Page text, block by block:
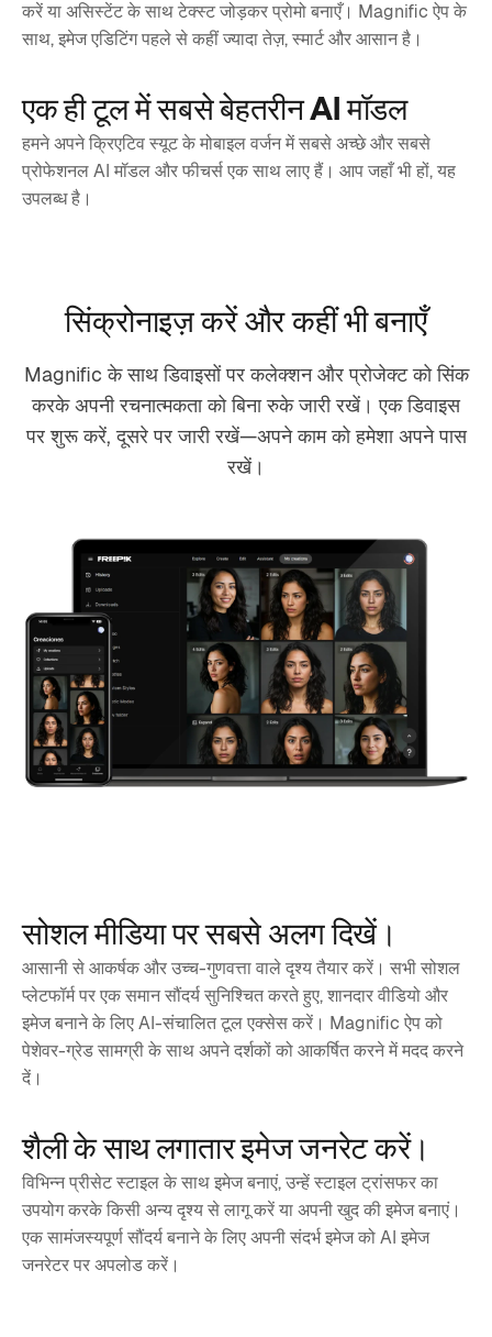
करें या असिस्टेंट के साथ टेक्स्ट जोड़कर प्रोमो बनाएँ। Magnific ऐप के
साथ, इमेज एडिटिंग पहले से कहीं ज्यादा तेज़, स्मार्ट और आसान है।
एक ही टूल में सबसे बेहतरीन AI मॉडल
हमने अपने क्रिएटिव स्यूट के मोबाइल वर्जन में सबसे अच्छे और सबसे
प्रोफेशनल AI मॉडल और फीचर्स एक साथ लाए हैं। आप जहाँ भी हों, यह
उपलब्ध है।
सिंक्रोनाइज़ करें और कहीं भी बनाएँ
Magnific के साथ डिवाइसों पर कलेक्‍शन और प्रोजेक्‍ट को सिंक
करके अपनी रचनात्मकता को बिना रुके जारी रखें। एक डिवाइस
पर शुरू करें, दूसरे पर जारी रखें—अपने काम को हमेशा अपने पास
रखें।
सोशल मीडिया पर सबसे अलग दिखें।
आसानी से आकर्षक और उच्च-गुणवत्ता वाले दृश्य तैयार करें। सभी सोशल
प्लेटफॉर्म पर एक समान सौंदर्य सुनिश्चित करते हुए, शानदार वीडियो और
इमेज बनाने के लिए AI-संचालित टूल एक्सेस करें। Magnific ऐप को
पेशेवर-ग्रेड सामग्री के साथ अपने दर्शकों को आकर्षित करने में मदद करने
दें।
शैली के साथ लगातार इमेज जनरेट करें।
विभिन्न प्रीसेट स्टाइल के साथ इमेज बनाएं, उन्हें स्टाइल ट्रांसफर का
उपयोग करके किसी अन्य दृश्य से लागू करें या अपनी खुद की इमेज बनाएं।
एक सामंजस्यपूर्ण सौंदर्य बनाने के लिए अपनी संदर्भ इमेज को AI इमेज
जनरेटर पर अपलोड करें।